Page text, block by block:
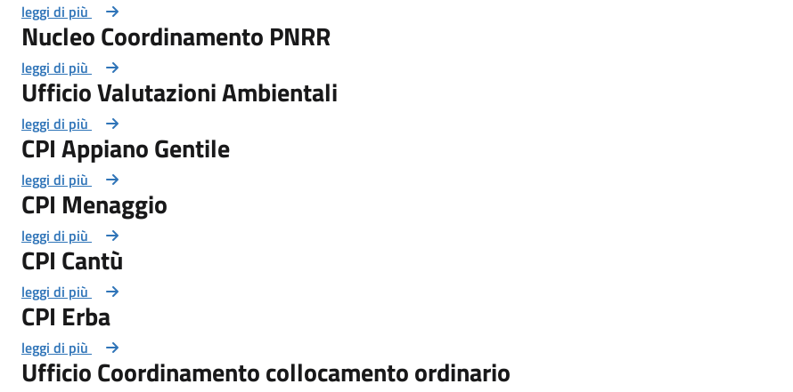
leggi di più
Nucleo Coordinamento PNRR
leggi di più
Ufficio Valutazioni Ambientali
leggi di più
CPI Appiano Gentile
leggi di più
CPI Menaggio
leggi di più
CPI Cantù
leggi di più
CPI Erba
leggi di più
Ufficio Coordinamento collocamento ordinario